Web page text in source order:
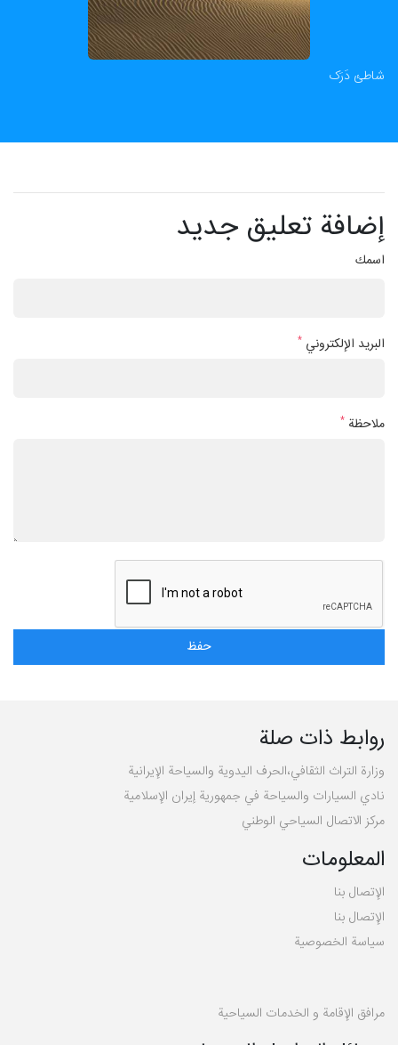
شاطئ دَرَک
إضافة تعليق جديد
اسمك
البريد الإلكتروني *
ملاحظة *
روابط ذات صلة
وزارة التراث الثقافي،الحرف اليدوية والسياحة الإيرانية
نادي السيارات والسياحة في جمهورية إيران الإسلامية
مركز الاتصال السياحي الوطني
المعلومات
الإتصال بنا
الإتصال بنا
سیاسة الخصوصية
مرافق الإقامة و الخدمات السياحية